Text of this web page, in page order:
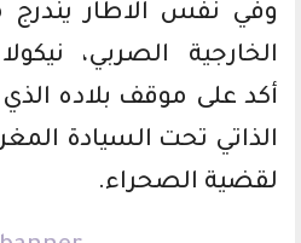
وفي نفس الاطار
الخارجية الصربي،
أكد على موقف بلاده
الذاتي تحت السيادة
لقضية الصحراء.